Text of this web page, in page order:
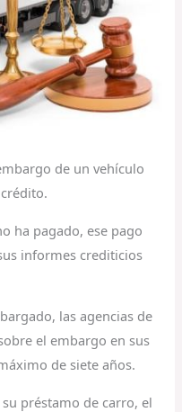
de un vehículo
ha pagado, ese pago
informes crediticios
las agencias de
el embargo en sus
de siete años.
préstamo de carro, el